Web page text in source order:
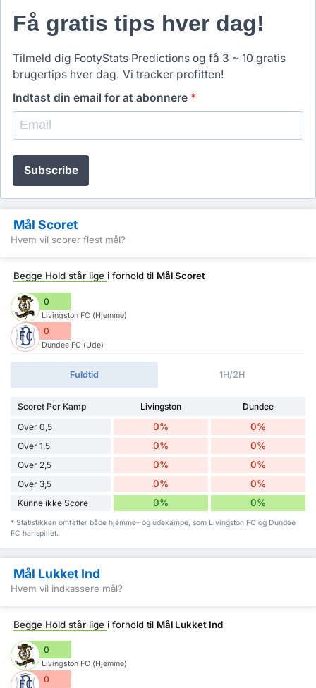
Få gratis tips hver dag!
Tilmeld dig FootyStats Predictions og få 3 ~ 10 gratis
brugertips hver dag. Vi tracker profitten!
Indtast din email for at abonnere *
Subscribe
Mål Scoret
Hvem vil scorer flest mål?
Begge Hold står lige i forhold til Mål Scoret
0
Livingston FC (Hjemme)
0
Dundee FC (Ude)
Fuldtid 1H/2H
Scoret Per Kamp Livingston
Dundee
Over 0,5
0% 0%
Over 1,5 0% 0%
Over 2,5 0% 0%
Over 3,5 0% 0%
Kunne ikke Score 0% 0%
* Statistikken omfatter både hjemme- og udekampe, som Livingston FC og Dundee
FC har spillet.
Mål Lukket Ind
Hvem vil indkassere mål?
Begge Hold står lige i forhold til Mål Lukket Ind
0
Livingston FC (Hjemme)
0